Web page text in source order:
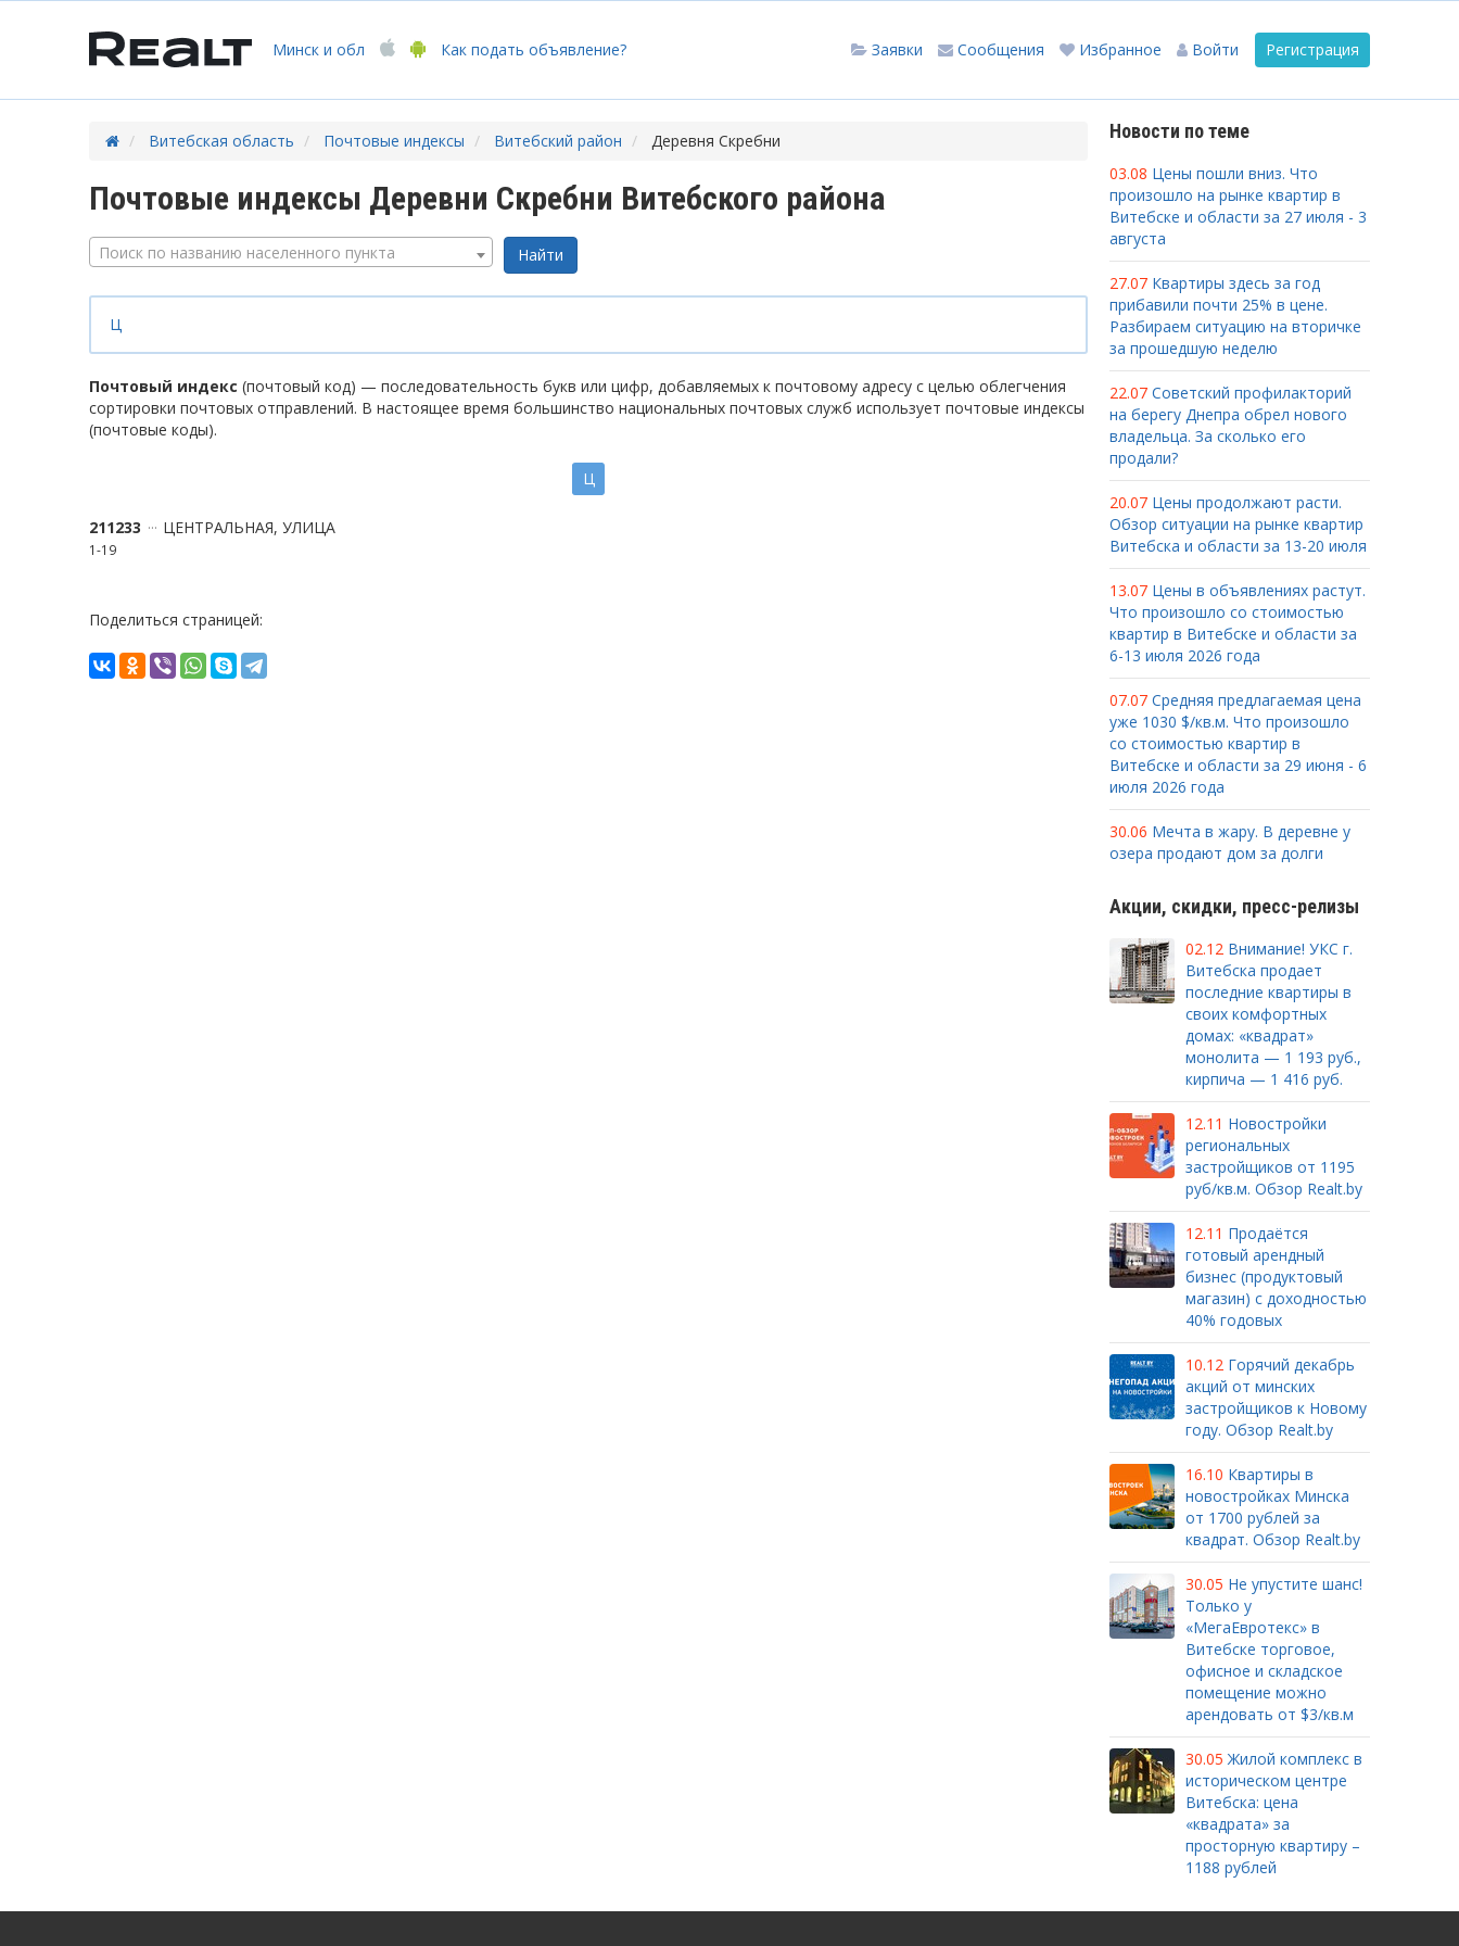
Минск и обл Как подать объявление? Регистрация
Войти
Избранное
Сообщения
Заявки
Витебская область Почтовые индексы Витебский район Деревня Скребни
Почтовые индексы Деревни Скребни Витебского района
Поиск по названию населенного пункта
Ц
Почтовый индекс (почтовый код) — последовательность букв или цифр, добавляемых к почтовому адресу с целью облегчения
сортировки почтовых отправлений. В настоящее время большинство национальных почтовых служб использует почтовые индексы
(почтовые коды).
Ц
211233 ЦЕНТРАЛЬНАЯ, УЛИЦА
1-19
Поделиться страницей:
Новости по теме
03.08 Цены пошли вниз. Что
произошло на рынке квартир в
Витебске и области за 27 июля - 3
августа
27.07 Квартиры здесь за год
прибавили почти 25% в цене.
Разбираем ситуацию на вторичке
за прошедшую неделю
22.07 Советский профилакторий
на берегу Днепра обрел нового
владельца. За сколько его
продали?
20.07 Цены продолжают расти.
Обзор ситуации на рынке квартир
Витебска и области за 13-20 июля
13.07 Цены в объявлениях растут.
Что произошло со стоимостью
квартир в Витебске и области за
6-13 июля 2026 года
07.07 Средняя предлагаемая цена
уже 1030 $/кв.м. Что произошло
со стоимостью квартир в
Витебске и области за 29 июня - 6
июля 2026 года
30.06 Мечта в жару. В деревне у
озера продают дом за долги
Акции, скидки, пресс-релизы
02.12 Внимание! УКС г.
Витебска продает
последние квартиры в
своих комфортных
домах: «квадрат»
монолита — 1 193 руб.,
кирпича — 1 416 руб.
12.11 Новостройки
региональных
застройщиков от 1195
руб/кв.м. Обзор Realt.by
12.11 Продаётся
готовый арендный
бизнес (продуктовый
магазин) с доходностью
40% годовых
10.12 Горячий декабрь
акций от минских
застройщиков к Новому
году. Обзор Realt.by
16.10 Квартиры в
новостройках Минска
от 1700 рублей за
квадрат. Обзор Realt.by
30.05 Не упустите шанс!
Только у
«МегаЕвротекс» в
Витебске торговое,
офисное и складское
помещение можно
арендовать от $3/кв.м
30.05 Жилой комплекс в
историческом центре
Витебска: цена
«квадрата» за
просторную квартиру –
1188 рублей